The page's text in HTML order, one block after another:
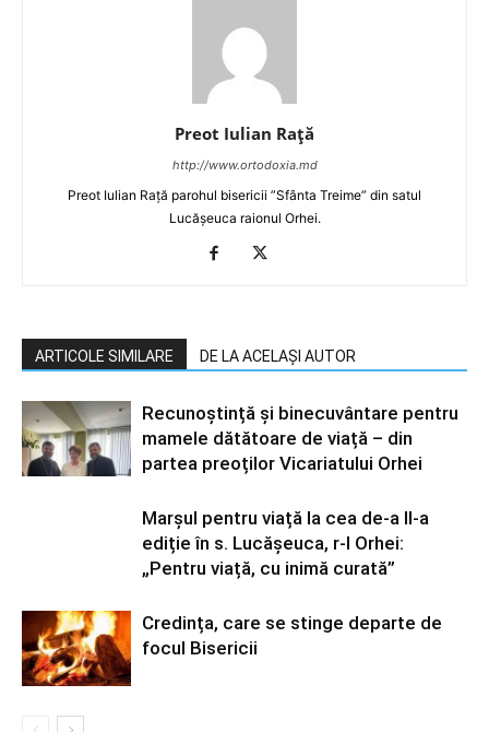
Preot Iulian Raţă
http://www.ortodoxia.md
Preot Iulian Rață parohul bisericii ”Sfânta Treime” din satul
Lucășeuca raionul Orhei.
ARTICOLE SIMILARE DE LA ACELAȘI AUTOR
Recunoștință și binecuvântare pentru
mamele dătătoare de viață – din
partea preoților Vicariatului Orhei
Marșul pentru viață la cea de-a II-a
ediție în s. Lucășeuca, r-l Orhei:
„Pentru viață, cu inimă curată”
Credința, care se stinge departe de
focul Bisericii